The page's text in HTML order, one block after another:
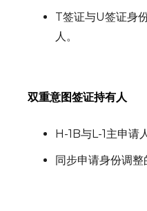
T签证与U签证身
人。
双重意图签证持有人
H-1B与L-1主申请
同步申请身份调整